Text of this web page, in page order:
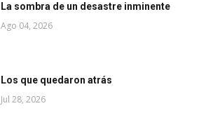
La sombra de un desastre inminente
Ago 04, 2026
Los que quedaron atrás
Jul 28, 2026